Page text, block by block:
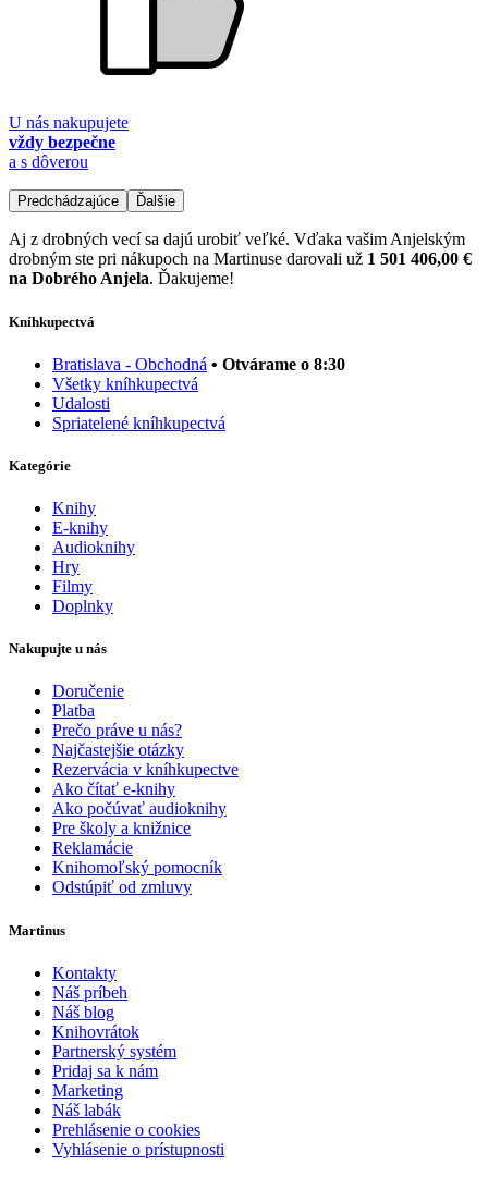
U nás nakupujete
vždy bezpečne
a s dôverou
Predchádzajúce Ďalšie
Aj z drobných vecí sa dajú urobiť veľké. Vďaka vašim Anjelským
drobným ste pri nákupoch na Martinuse darovali už 1 501 406,00 €
na Dobrého Anjela. Ďakujeme!
Kníhkupectvá
Bratislava - Obchodná • Otvárame o 8:30
Všetky kníhkupectvá
Udalosti
Spriatelené kníhkupectvá
Kategórie
Knihy
E-knihy
Audioknihy
Hry
Filmy
Doplnky
Nakupujte u nás
Doručenie
Platba
Prečo práve u nás?
Najčastejšie otázky
Rezervácia v kníhkupectve
Ako čítať e-knihy
Ako počúvať audioknihy
Pre školy a knižnice
Reklamácie
Knihomoľský pomocník
Odstúpiť od zmluvy
Martinus
Kontakty
Náš príbeh
Náš blog
Knihovrátok
Partnerský systém
Pridaj sa k nám
Marketing
Náš labák
Prehlásenie o cookies
Vyhlásenie o prístupnosti